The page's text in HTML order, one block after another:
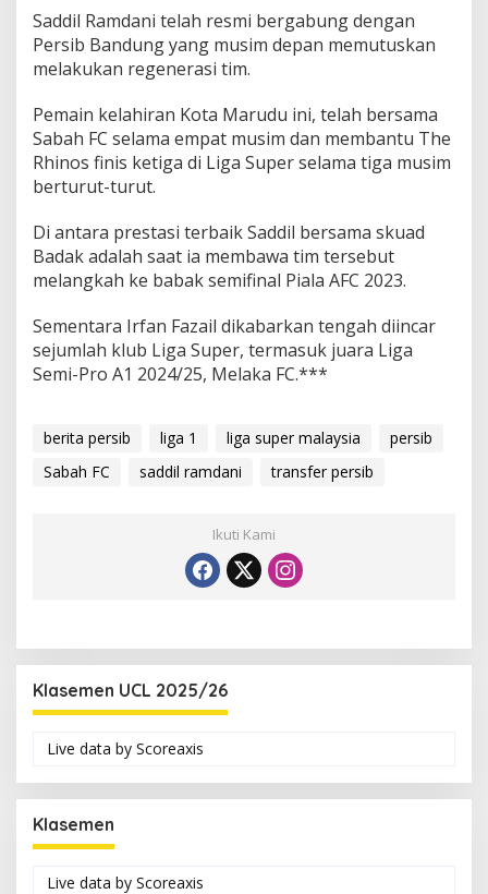
Saddil Ramdani telah resmi bergabung dengan
Persib Bandung yang musim depan memutuskan
melakukan regenerasi tim.
Pemain kelahiran Kota Marudu ini, telah bersama
Sabah FC selama empat musim dan membantu The
Rhinos finis ketiga di Liga Super selama tiga musim
berturut-turut.
Di antara prestasi terbaik Saddil bersama skuad
Badak adalah saat ia membawa tim tersebut
melangkah ke babak semifinal Piala AFC 2023.
Sementara Irfan Fazail dikabarkan tengah diincar
sejumlah klub Liga Super, termasuk juara Liga
Semi-Pro A1 2024/25, Melaka FC.***
berita persib liga 1 liga super malaysia
persib
Sabah FC
saddil ramdani transfer persib
Ikuti Kami
Klasemen UCL 2025/26
Live data by Scoreaxis
Klasemen
Live data by Scoreaxis